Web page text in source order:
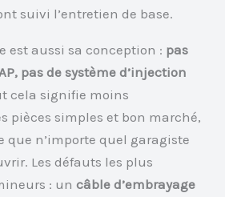
suivi l’entretien de base.
est aussi sa conception : pas
pas de système d’injection
cela signifie moins
pièces simples et bon marché,
que n’importe quel garagiste
Les défauts les plus
: uncâble d’embrayage